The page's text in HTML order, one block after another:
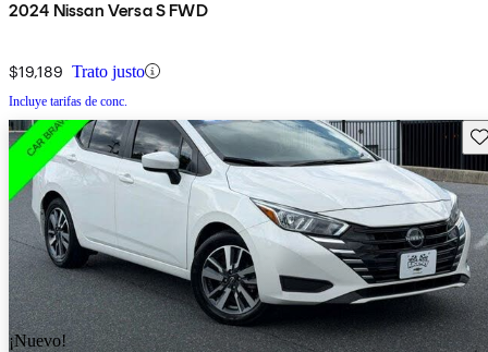
2024 Nissan Versa S FWD
$19,189 Trato justo
Incluye tarifas de conc.
¡Nuevo!